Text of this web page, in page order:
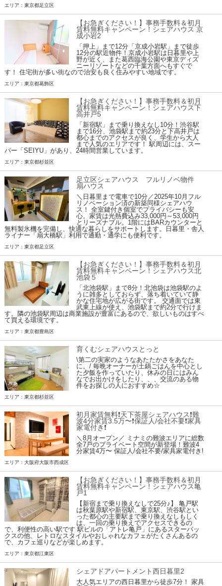
エリア：東京都足立区
【お急ぎください！】事務手数料＆初月
賃料無料キャンペーン！シェアハウス 京
成小岩2
「押上」まで12分「京成小岩駅」まで徒歩
12分の駅近物件！京成小岩駅は日暮里や上
野が近く、また葛西臨海公園や東京ディズ
ニーリゾートなどの千葉方面へもすぐで
す！ 住宅街が多い街なので治安も良く住みやすい地域です。
エリア：東京都葛飾区
【お急ぎください！】事務手数料＆初月
賃料無料キャンペーン！シェアハウス下
高井戸5
「新宿駅」まで乗り換えなし10分！渋谷駅
まで16分、池袋駅まで約23分と下高井戸は
都心までのアクセスが良く、学生から大人
まで人気のエリアです！ 駅周辺には、スー
パー「SEIYU」があり、24時間営業しています。
エリア：東京都杉並区
足立区シェアハウス フルリノベ物件
扇ハウス
＼日暮里まで電車で10分／2025年10月フル
リノベーション済の新築同様シェアハウ
ス！ 全室鍵付き個室でプライバシーも安
心。家賃は光熱費込み33,000円～53,000円
とリーズナブル。1階にはBARカウンターと
無料製氷機を完備し、快適な暮らしをサポートします。日暮里・舎人
ライナー「扇大橋駅」利用で通勤・通学にも便利です。
エリア：東京都足立区
【お急ぎください！】事務手数料＆初月
賃料無料キャンペーン！シェアハウス北
池袋５
「北池袋駅」まで8分！北池袋は池袋駅のよ
うに雑多としておらず、落ち着いていて静
かな住宅地が広がる街です。 交通面では東
武東上線が使え、池袋駅まで約2分で行けま
す。隣の池袋駅周辺は商業施設が豊富にあるので、欲しいものはすべ
て買える環境です。
エリア：東京都豊島区
育くむシェアハウスとっと
\第二の実家のようなあたたかさをあなた
に。/ 毎晩オーナーが土鍋ごはんを中心とし
た夕飯を作っていたり、休みの日にはみん
なでお出かけをしたり、、、交流のある物
件をお探しの人におすすめ☆
エリア：東京都杉並区
初月家賃無料❗️天下茶屋シェアハウス❗️難
波4分家賃3.5万〜❗️保証人/会社不要❗️家具
家電付き❗
＼8月オープン／ ミナミの難波エリアに総数
全7戸のプライベート空間が新登場！難波4
分家賃4万〜 保証人/会社不要/家具家電付き!
エリア：大阪府大阪市西成区
【お急ぎください！】事務手数料＆初月
賃料無料キャンペーン！シェアハウス亀
戸1
【新宿まで乗り換えなしで25分♪】 亀戸駅
は秋葉原駅や新宿駅、東京駅、渋谷駅とい
った都心の主要駅まで乗り換えなしもしく
は、一回の乗り換えでアクセスできるの
で、利便性の高い駅です 駅ビルの「アトレ亀戸」にあるスターバッ
クスの他、レトロなスタイルやおしゃれなカフェがたくさんあるの
で、カフェ巡りなどが楽しめます。
エリア：東京都江東区
シェアドアパートメント西日暮里2
大人気エリアの西日暮里から徒歩7分！ 家具